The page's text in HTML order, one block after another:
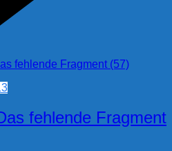
fehlende Fragment